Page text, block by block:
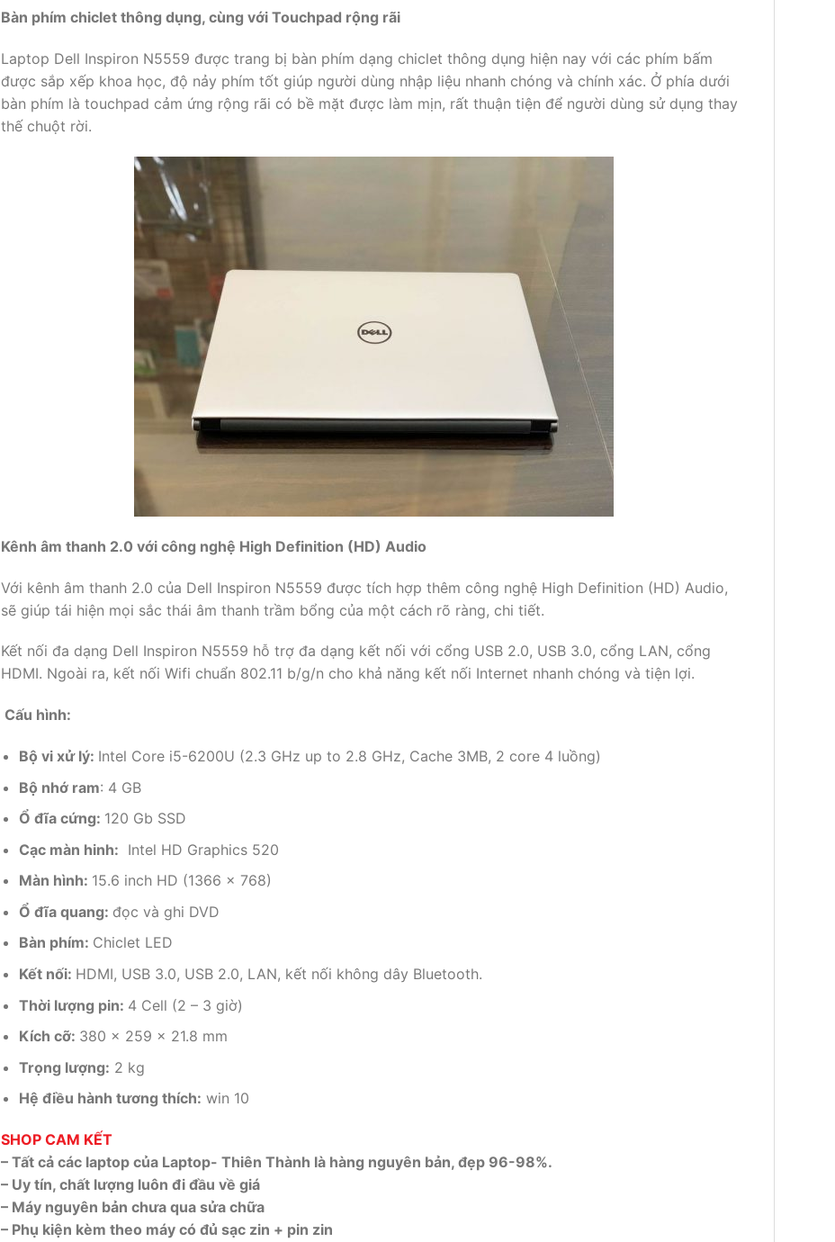
Bàn phím chiclet thông dụng, cùng với Touchpad rộng rãi
Laptop Dell Inspiron N5559 được trang bị bàn phím dạng chiclet thông dụng hiện nay với các phím bấm
được sắp xếp khoa học, độ nảy phím tốt giúp người dùng nhập liệu nhanh chóng và chính xác. Ở phía dưới
bàn phím là touchpad cảm ứng rộng rãi có bề mặt được làm mịn, rất thuận tiện để người dùng sử dụng thay
thế chuột rời.
Kênh âm thanh 2.0 với công nghệ High Definition (HD) Audio
Với kênh âm thanh 2.0 của Dell Inspiron N5559 được tích hợp thêm công nghệ High Definition (HD) Audio,
sẽ giúp tái hiện mọi sắc thái âm thanh trầm bổng của một cách rõ ràng, chi tiết.
Kết nối đa dạng Dell Inspiron N5559 hỗ trợ đa dạng kết nối với cổng USB 2.0, USB 3.0, cổng LAN, cổng
HDMI. Ngoài ra, kết nối Wifi chuẩn 802.11 b/g/n cho khả năng kết nối Internet nhanh chóng và tiện lợi.
Cấu hình:
Bộ vi xử lý: Intel Core i5-6200U (2.3 GHz up to 2.8 GHz, Cache 3MB, 2 core 4 luồng)
Bộ nhớ ram: 4 GB
Ổ đĩa cứng: 120 Gb SSD
Cạc màn hinh: Intel HD Graphics 520
Màn hình: 15.6 inch HD (1366 x 768)
Ổ đĩa quang: đọc và ghi DVD
Bàn phím: Chiclet LED
Kết nối: HDMI, USB 3.0, USB 2.0, LAN, kết nối không dây Bluetooth.
Thời lượng pin: 4 Cell (2 – 3 giờ)
Kích cỡ: 380 x 259 x 21.8 mm
Trọng lượng: 2 kg
Hệ điều hành tương thích: win 10
SHOP CAM KẾT
– Tất cả các laptop của Laptop- Thiên Thành là hàng nguyên bản, đẹp 96-98%.
– Uy tín, chất lượng luôn đi đầu về giá
– Máy nguyên bản chưa qua sửa chữa
– Phụ kiện kèm theo máy có đủ sạc zin + pin zin